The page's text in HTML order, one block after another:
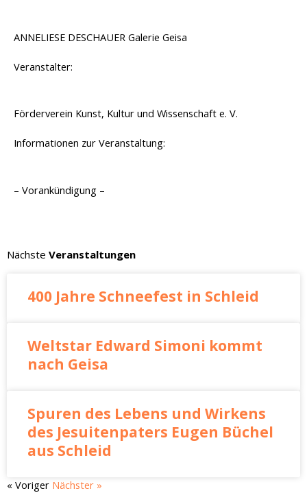
ANNELIESE DESCHAUER Galerie Geisa
Veranstalter:
Förderverein Kunst, Kultur und Wissenschaft e. V.
Informationen zur Veranstaltung:
– Vorankündigung –
Nächste Veranstaltungen
400 Jahre Schneefest in Schleid
Weltstar Edward Simoni kommt
nach Geisa
Spuren des Lebens und Wirkens
des Jesuitenpaters Eugen Büchel
aus Schleid
« Voriger Nächster »